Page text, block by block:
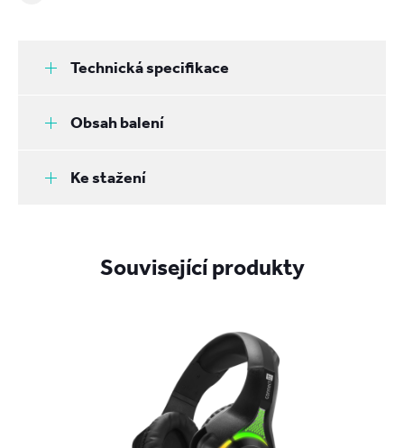
Technická specifikace
Obsah balení
Ke stažení
Související produkty